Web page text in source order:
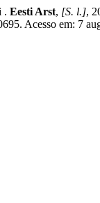
. Eesti Arst, [S. l.],
Acesso em: 7